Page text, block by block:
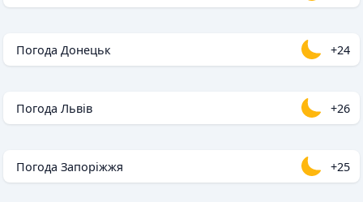
Погода Донецьк +24
Погода Львів +26
Погода Запоріжжя +25